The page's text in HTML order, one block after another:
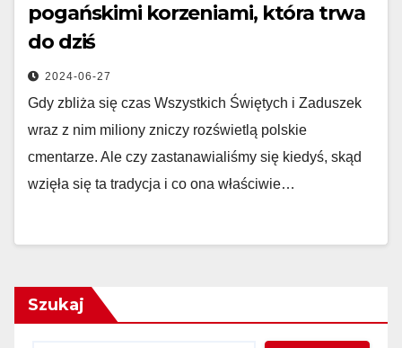
pogańskimi korzeniami, która trwa
do dziś
2024-06-27
Gdy zbliża się czas Wszystkich Świętych i Zaduszek
wraz z nim miliony zniczy rozświetlą polskie
cmentarze. Ale czy zastanawialiśmy się kiedyś, skąd
wzięła się ta tradycja i co ona właściwie…
Szukaj